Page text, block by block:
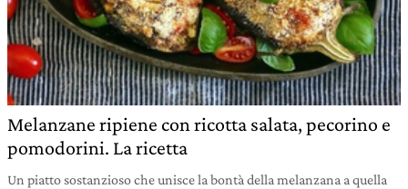
Melanzane ripiene con ricotta salata, pecorino e
pomodorini. La ricetta
Un piatto sostanzioso che unisce la bontà della melanzana a quella